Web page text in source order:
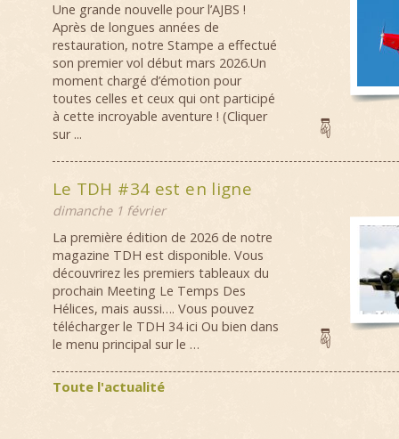
Une grande nouvelle pour l’AJBS !
Après de longues années de
restauration, notre Stampe a effectué
son premier vol début mars 2026.Un
moment chargé d’émotion pour
toutes celles et ceux qui ont participé
à cette incroyable aventure ! (Cliquer
sur ...
Le TDH #34 est en ligne
dimanche 1 février
La première édition de 2026 de notre
magazine TDH est disponible. Vous
découvrirez les premiers tableaux du
prochain Meeting Le Temps Des
Hélices, mais aussi…. Vous pouvez
télécharger le TDH 34 ici Ou bien dans
le menu principal sur le …
Toute l'actualité